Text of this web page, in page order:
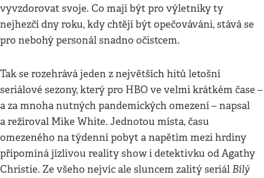
vyvzdorovat svoje. Co mají být pro výletníky ty
nejhezčí dny roku, kdy chtějí být opečováváni, stává se
pro nebohý personál snadno očistcem.
Tak se rozehrává jeden z největších hitů letošní
seriálové sezony, který pro HBO ve velmi krátkém čase –
a za mnoha nutných pandemických omezení – napsal
a režíroval Mike White. Jednotou místa, času
omezeného na týdenní pobyt a napětím mezi hrdiny
připomíná jízlivou reality show i detektivku od Agathy
Christie. Ze všeho nejvíc ale sluncem zalitý seriálBílý